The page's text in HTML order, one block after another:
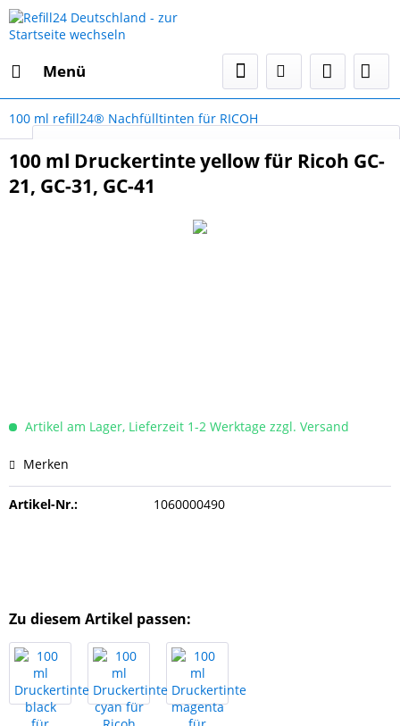
Menü
100 ml refill24® Nachfülltinten für RICOH
100 ml Druckertinte yellow für Ricoh GC-
21, GC-31, GC-41
Artikel am Lager, Lieferzeit 1-2 Werktage zzgl. Versand
Merken
Artikel-Nr.: 1060000490
Zu diesem Artikel passen: